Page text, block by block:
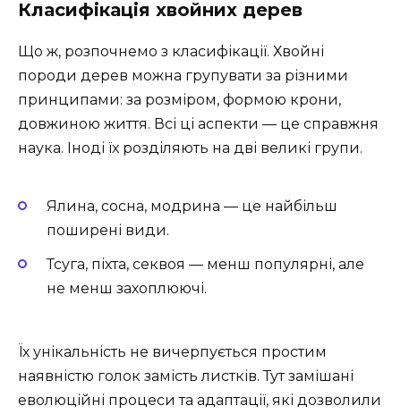
Класифікація хвойних дерев
Що ж, розпочнемо з класифікації. Хвойні
породи дерев можна групувати за різними
принципами: за розміром, формою крони,
довжиною життя. Всі ці аспекти — це справжня
наука. Іноді їх розділяють на дві великі групи.
Ялина, сосна, модрина — це найбільш
поширені види.
Тсуга, піхта, секвоя — менш популярні, але
не менш захоплюючі.
Їх унікальність не вичерпується простим
наявністю голок замість листків. Тут замішані
еволюційні процеси та адаптації, які дозволили